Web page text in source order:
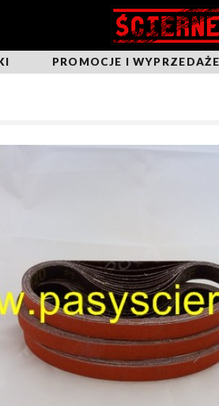
PROMOCJE I WYPRZEDAŻE